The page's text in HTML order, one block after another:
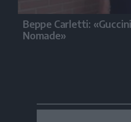
Beppe Carletti:
Nomade»